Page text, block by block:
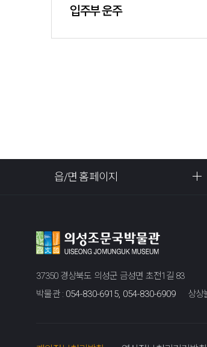
입주부 운주
읍/면 홈페이지
37350 경상북도 의성군 금성면 초전1길 83
박물관 : 054-830-6915, 054-830-6909 상상